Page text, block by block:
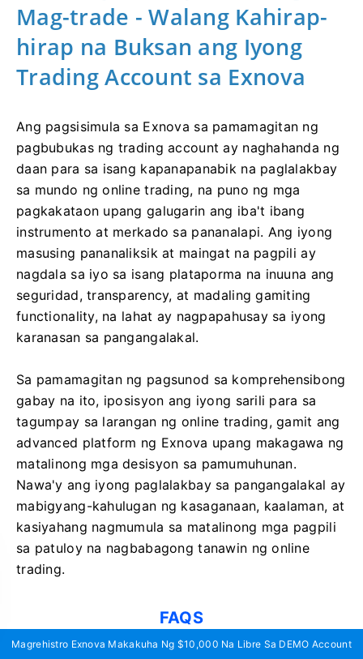
Mag-trade - Walang Kahirap-
hirap na Buksan ang Iyong
Trading Account sa Exnova
Ang pagsisimula sa Exnova sa pamamagitan ng
pagbubukas ng trading account ay naghahanda ng
daan para sa isang kapanapanabik na paglalakbay
sa mundo ng online trading, na puno ng mga
pagkakataon upang galugarin ang iba't ibang
instrumento at merkado sa pananalapi. Ang iyong
masusing pananaliksik at maingat na pagpili ay
nagdala sa iyo sa isang plataporma na inuuna ang
seguridad, transparency, at madaling gamiting
functionality, na lahat ay nagpapahusay sa iyong
karanasan sa pangangalakal.
Sa pamamagitan ng pagsunod sa komprehensibong
gabay na ito, iposisyon ang iyong sarili para sa
tagumpay sa larangan ng online trading, gamit ang
advanced platform ng Exnova upang makagawa ng
matalinong mga desisyon sa pamumuhunan.
Nawa'y ang iyong paglalakbay sa pangangalakal ay
mabigyang-kahulugan ng kasaganaan, kaalaman, at
kasiyahang nagmumula sa matalinong mga pagpili
sa patuloy na nagbabagong tanawin ng online
trading.
FAQS
Magrehistro Exnova Makakuha Ng $10,000 Na Libre Sa DEMO Account